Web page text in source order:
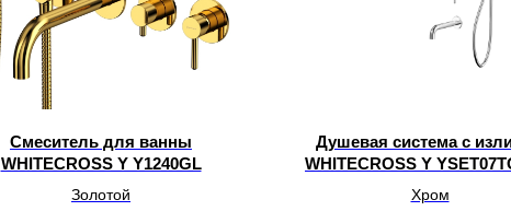
Смеситель для ванны
WHITECROSS Y Y1240GL
Золотой
Душевая система с
WHITECROSS Y
Хром